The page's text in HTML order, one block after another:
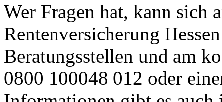
Wer Fragen hat, kann sich
Rentenversicherung
Beratungsstellen und am
0800 100048 012 oder